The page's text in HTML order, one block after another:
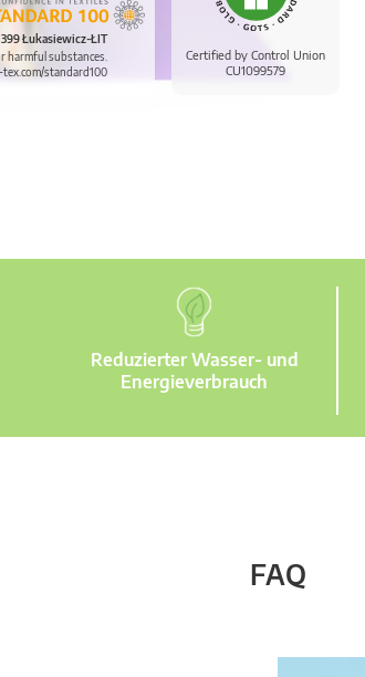
Certified by Control Union
CU1099579
Łukasiewicz-ŁIT
harmful substances.
standard100
Reduzierter Wasser- und
Energieverbrauch
FAQ